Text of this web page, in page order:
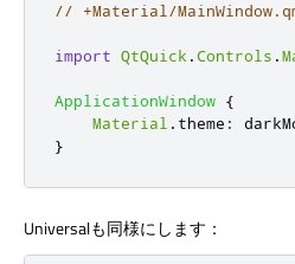
// +Material/
import QtQuick .Controls .
ApplicationWindow {
Material . theme :
}
Universalも同様にします：